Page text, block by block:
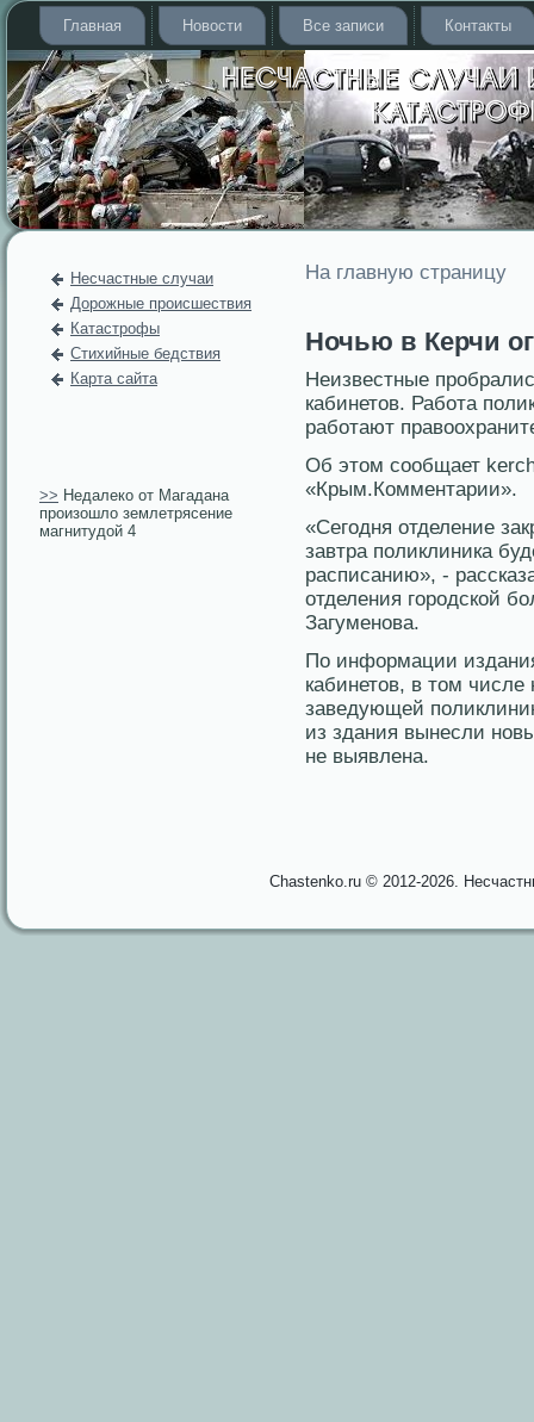
Главная Новости Все записи Контакты
Несчастные случаи
Дорожные происшествия
Катастрофы
Стихийные бедствия
Карта сайта
>> Недалеко от Магадана
произошло землетрясение
магнитудой 4
На главную страницу
Ночью в Керчи
Неизвестные
кабинетов. Работа
работают
Об этом сообщает
«Крым.Комментарии».
«Сегодня отделение
завтра поликлиника
расписанию», -
отделения городской
Загуменова.
По информации
кабинетов, в том
заведующей
из здания вынесли
не выявлена.
Chastenko.ru © 2012-2026.